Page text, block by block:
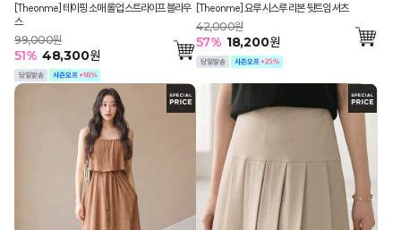
[Theonme] 테이핑 소매 롤업 스트라이프 블라우
스
99,000원
51% 48,300원
[Theonme] 요루 시스루 리본 뒷트임 셔츠
42,000원
57% 18,200원